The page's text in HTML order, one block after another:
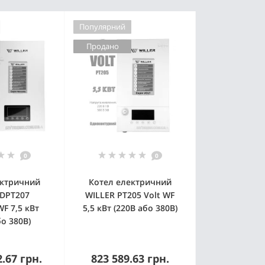
0
7,5 кВт
380В)
грн.
Популярний
Продано
0
Котел електричний
WILLER PT205 Volt WF
5,5 кВт (220В або 380В)
823 589.63 грн.